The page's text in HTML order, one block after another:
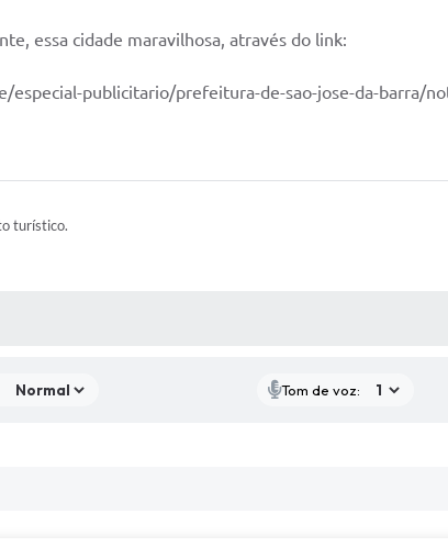
essa cidade maravilhosa, através do link:
publicitario/prefeitura-de-sao-jose-da-barra/
turístico.
Tom de voz: